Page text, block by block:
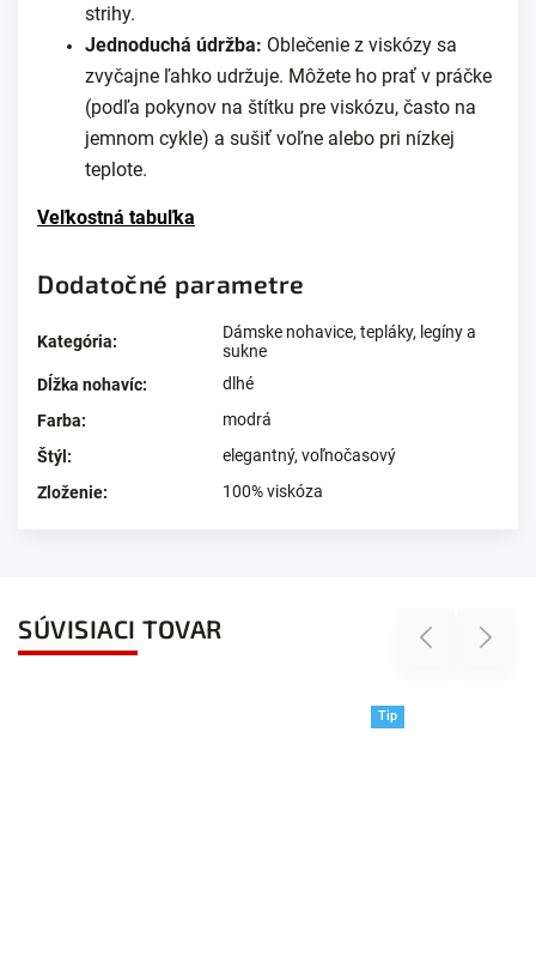
strihy.
Jednoduchá údržba: Oblečenie z viskózy sa
zvyčajne ľahko udržuje. Môžete ho prať v práčke
(podľa pokynov na štítku pre viskózu, často na
jemnom cykle) a sušiť voľne alebo pri nízkej
teplote.
Veľkostná tabuľka
Dodatočné parametre
Kategória:
Dámske nohavice, tepláky, legíny a
sukne
Dĺžka nohavíc:
dlhé
Farba:
modrá
Štýl : elegantný, voľnočasový
Zloženie: 100% viskóza
SÚVISIACI TOVAR Previous
Tip
Next